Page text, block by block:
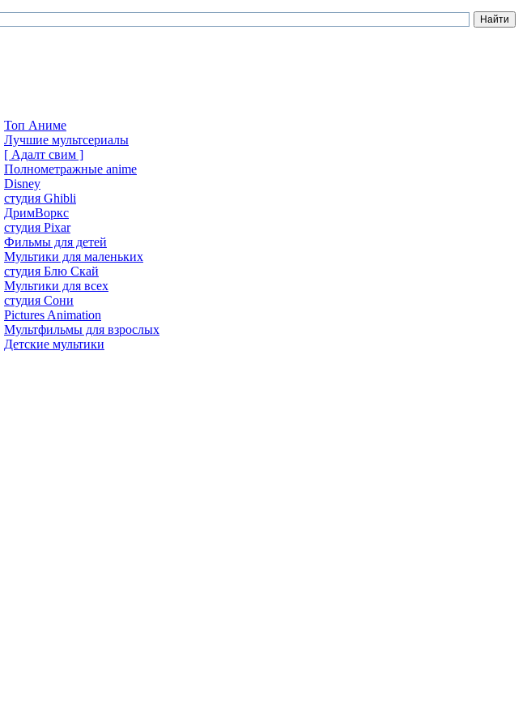
Топ Аниме
Лучшие мультсериалы
[ Адалт свим ]
Полнометражные anime
Disney
студия Ghibli
ДримВоркс
студия Pixar
Фильмы для детей
Мультики для маленьких
студия Блю Скай
Мультики для всех
студия Сони
Pictures Animation
Мультфильмы для взрослых
Детские мультики